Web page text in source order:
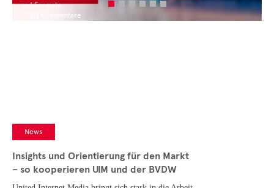
und Formate
• CEO Kommentare
News
Insights und Orientierung für den Markt
– so kooperieren UIM und der BVDW